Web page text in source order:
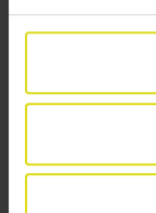
Arko